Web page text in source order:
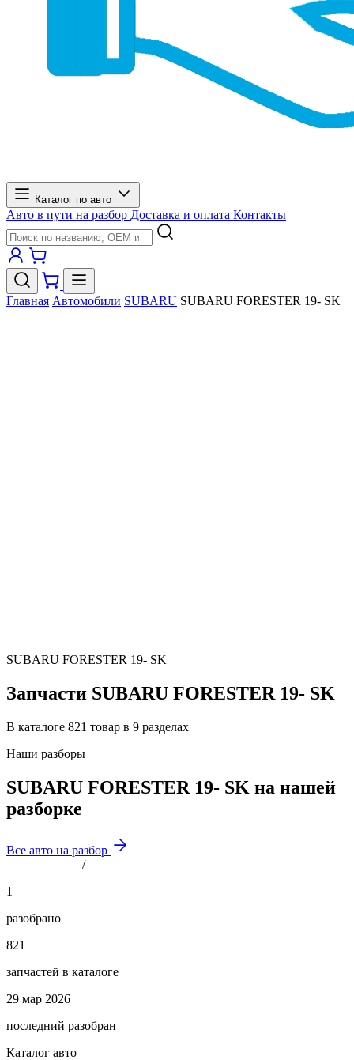
Каталог по авто
Авто в пути на разбор Доставка и оплата Контакты
Главная Автомобили SUBARU SUBARU FORESTER 19- SK
SUBARU FORESTER 19- SK
Запчасти SUBARU FORESTER 19- SK
В каталоге 821 товар в 9 разделах
Наши разборы
SUBARU FORESTER 19- SK на нашей
разборке
Все авто на разбор
/
1
разобрано
821
запчастей в каталоге
29 мар 2026
последний разобран
Каталог авто